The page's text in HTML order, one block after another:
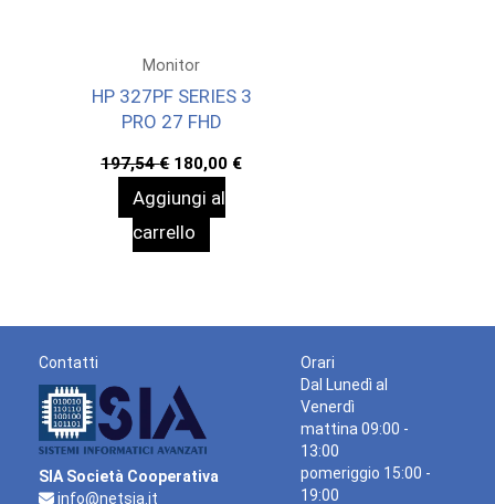
Monitor
HP 327PF SERIES 3
PRO 27 FHD
197,54€ Il
prezzo
originale
197,54 €.
180,00 €Il
Aggiungi al
carrello
Contatti
SIA Società Cooperativa
info@netsia.it
Orari
Dal Lunedì al
Venerdì
mattina 09:00 -
13:00
pomeriggio 15:00 -
19:00